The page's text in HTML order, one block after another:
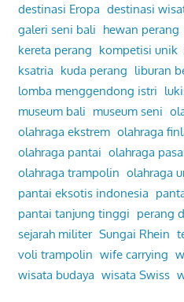
destinasi Eropa destinasi
galeri seni bali hewan perang
kereta perang kompetisi unik
ksatria kuda perang liburan
lomba menggendong istri
museum bali museum seni
olahraga ekstrem olahraga
olahraga pantai olahraga
olahraga trampolin olahraga
pantai eksotis indonesia
pantai tanjung tinggi perang
sejarah militer Sungai Rhein
voli trampolin wife carrying
wisata budaya wisata Swiss